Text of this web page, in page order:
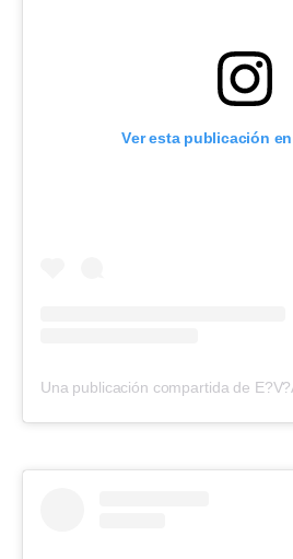
Ver esta publicación